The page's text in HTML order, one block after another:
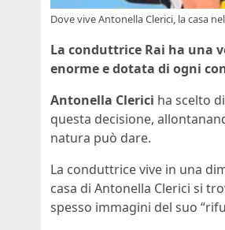
Dove vive Antonella Clerici, la casa
La conduttrice Rai ha una
enorme e dotata di ogni
Antonella Clerici ha scelto
questa decisione,
natura può dare.
La conduttrice vive in una
casa di Antonella Clerici si
spesso immagini del suo